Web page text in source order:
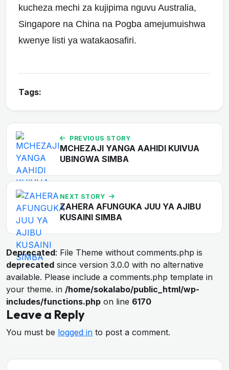
kucheza mechi za kujipima nguvu Australia,
Singapore na China na Pogba amejumuishwa
kwenye listi ya watakaosafiri.
Tags:
PREVIOUS STORY
MCHEZAJI YANGA AAHIDI KUIVUA
UBINGWA SIMBA
NEXT STORY
ZAHERA AFUNGUKA JUU YA AJIBU
KUSAINI SIMBA
Deprecated: File Theme without comments.php is
deprecated since version 3.0.0 with no alternative
available. Please include a comments.php template in
your theme. in /home/sokalabo/public_html/wp-
includes/functions.php on line 6170
Leave a Reply
You must be logged in to post a comment.